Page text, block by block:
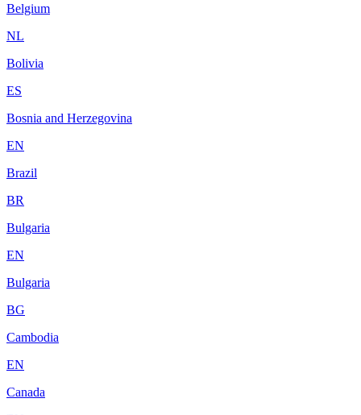
Belgium
NL
Bolivia
ES
Bosnia and Herzegovina
EN
Brazil
BR
Bulgaria
EN
Bulgaria
BG
Cambodia
EN
Canada